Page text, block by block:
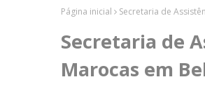
Página inicial Secretaria de
Secretaria de
Marocas em